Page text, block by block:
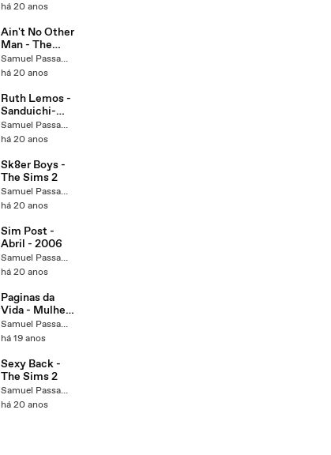
há 20 anos
Ain't No Other
Man - The
Sims 2
Samuel Passamani
há 20 anos
Ruth Lemos -
Sanduichi-
ichi
Samuel Passamani
há 20 anos
Sk8er Boys -
The Sims 2
Samuel Passamani
há 20 anos
Sim Post -
Abril - 2006
Samuel Passamani
há 20 anos
Paginas da
Vida - Mulher
do Gozo
Samuel Passamani
há 19 anos
Sexy Back -
The Sims 2
Samuel Passamani
há 20 anos